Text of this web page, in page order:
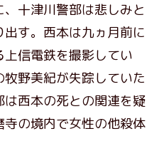
十津川警部は悲しみと
す。西本は九ヵ月前に
信電鉄を撮影してい
野美紀が失踪していた
西本の死との関連を疑
の境内で女性の他殺体